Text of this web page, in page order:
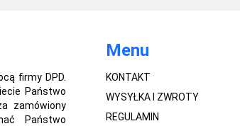
firmy DPD.
Państwo
zamówiony
Państwo
Menu
KONTAKT
WYSYŁKA I ZWROTY
REGULAMIN